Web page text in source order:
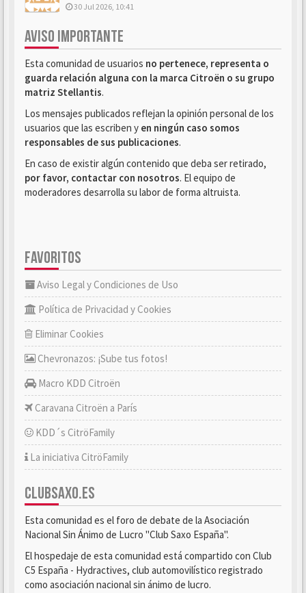
30 Jul 2026, 10:41
AVISO IMPORTANTE
Esta comunidad de usuarios no pertenece, representa o
guarda relación alguna con la marca Citroën o su grupo
matriz Stellantis.
Los mensajes publicados reflejan la opinión personal de los
usuarios que las escriben y en ningún caso somos
responsables de sus publicaciones.
En caso de existir algún contenido que deba ser retirado,
por favor, contactar con nosotros. El equipo de
moderadores desarrolla su labor de forma altruista.
FAVORITOS
Aviso Legal y Condiciones de Uso
Política de Privacidad y Cookies
Eliminar Cookies
Chevronazos: ¡Sube tus fotos!
Macro KDD Citroën
Caravana Citroën a París
KDD´s CitröFamily
La iniciativa CitröFamily
CLUBSAXO.ES
Esta comunidad es el foro de debate de la Asociación
Nacional Sin Ánimo de Lucro "Club Saxo España".
El hospedaje de esta comunidad está compartido con Club
C5 España - Hydractives, club automovilístico registrado
como asociación nacional sin ánimo de lucro.